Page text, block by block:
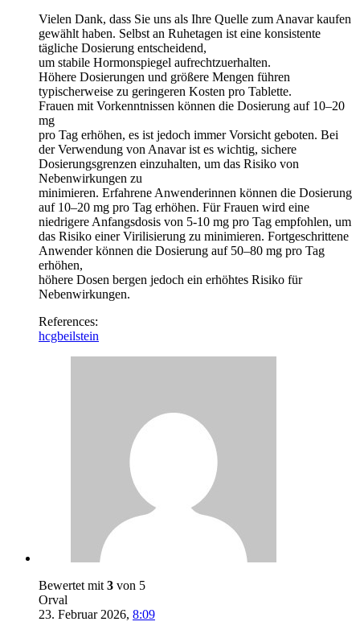
Vielen Dank, dass Sie uns als Ihre Quelle zum Anavar kaufen
gewählt haben. Selbst an Ruhetagen ist eine konsistente
tägliche Dosierung entscheidend,
um stabile Hormonspiegel aufrechtzuerhalten.
Höhere Dosierungen und größere Mengen führen
typischerweise zu geringeren Kosten pro Tablette.
Frauen mit Vorkenntnissen können die Dosierung auf 10–20
mg
pro Tag erhöhen, es ist jedoch immer Vorsicht geboten. Bei
der Verwendung von Anavar ist es wichtig, sichere
Dosierungsgrenzen einzuhalten, um das Risiko von
Nebenwirkungen zu
minimieren. Erfahrene Anwenderinnen können die Dosierung
auf 10–20 mg pro Tag erhöhen. Für Frauen wird eine
niedrigere Anfangsdosis von 5-10 mg pro Tag empfohlen, um
das Risiko einer Virilisierung zu minimieren. Fortgeschrittene
Anwender können die Dosierung auf 50–80 mg pro Tag
erhöhen,
höhere Dosen bergen jedoch ein erhöhtes Risiko für
Nebenwirkungen.
References:
hcgbeilstein
Bewertet mit 3 von 5
Orval
23. Februar 2026, 8:09